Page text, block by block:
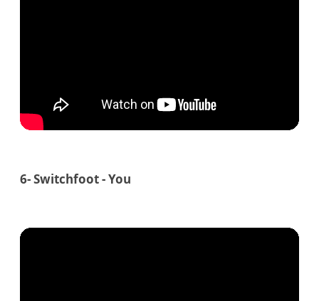
6- Switchfoot - You